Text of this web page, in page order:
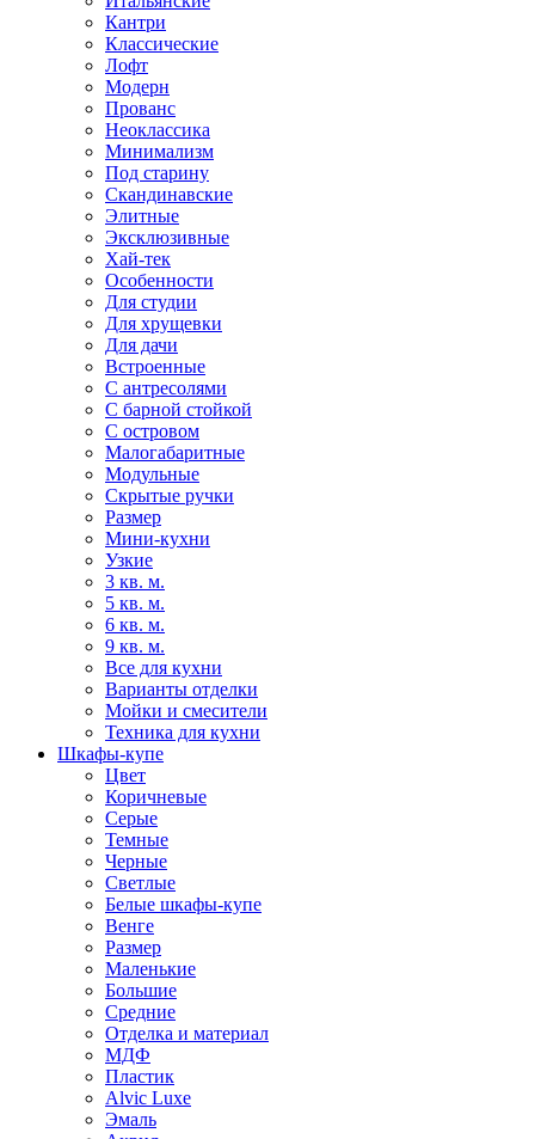
Кантри
Классические
Лофт
Модерн
Прованс
Неоклассика
Минимализм
Под старину
Скандинавские
Элитные
Эксклюзивные
Хай-тек
Особенности
Для студии
Для хрущевки
Для дачи
Встроенные
С антресолями
С барной стойкой
С островом
Малогабаритные
Модульные
Скрытые ручки
Размер
Мини-кухни
Узкие
3 кв. м.
5 кв. м.
6 кв. м.
9 кв. м.
Все для кухни
Варианты отделки
Мойки и смесители
Техника для кухни
Шкафы-купе
Цвет
Коричневые
Серые
Темные
Черные
Светлые
Белые шкафы-купе
Венге
Размер
Маленькие
Большие
Средние
Отделка и материал
МДФ
Пластик
Alvic Luxe
Эмаль